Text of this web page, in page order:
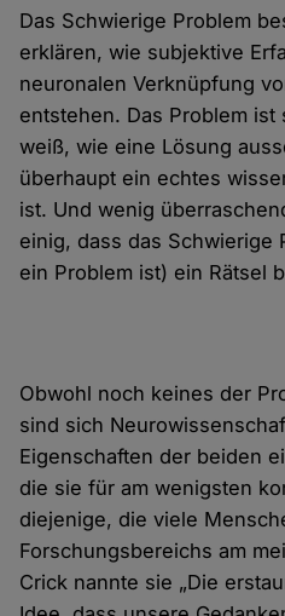
Das Schwierige Problem
erklären, wie subjektive
neuronalen Verknüpfung
entstehen. Das Problem
weiß, wie eine Lösung
überhaupt ein echtes
ist. Und wenig
einig, dass das Schwierige
ein Problem ist) ein Rätsel
Obwohl noch keines der
sind sich
Eigenschaften der beiden
die sie für am wenigsten
diejenige, die viele
Forschungsbereichs am
Crick nannte sie „Die